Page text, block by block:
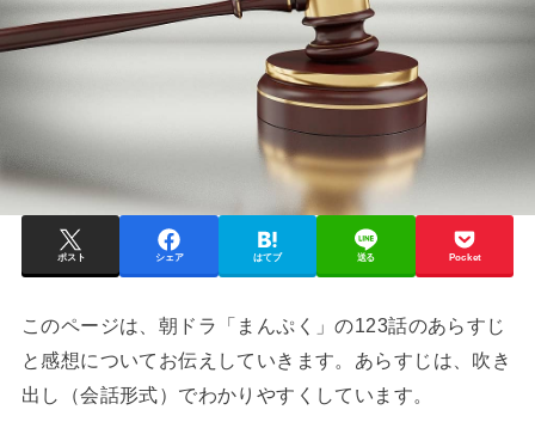
ポスト シェア はてブ 送る Pocket
このページは、朝ドラ「まんぷく」の123話のあらすじ
と感想についてお伝えしていきます。あらすじは、吹き
出し（会話形式）でわかりやすくしています。